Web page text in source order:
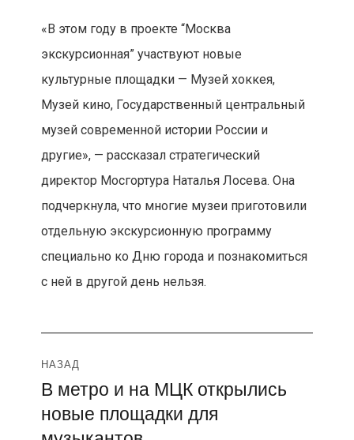
«В этом году в проекте “Москва
экскурсионная” участвуют новые
культурные площадки — Музей хоккея,
Музей кино, Государственный центральный
музей современной истории России и
другие», — рассказал стратегический
директор Мосгортура Наталья Лосева. Она
подчеркнула, что многие музеи приготовили
отдельную экскурсионную программу
специально ко Дню города и познакомиться
с ней в другой день нельзя.
Навигация
по
записям
НАЗАД
Предыдущая
запись:
В метро и на МЦК открылись
новые площадки для